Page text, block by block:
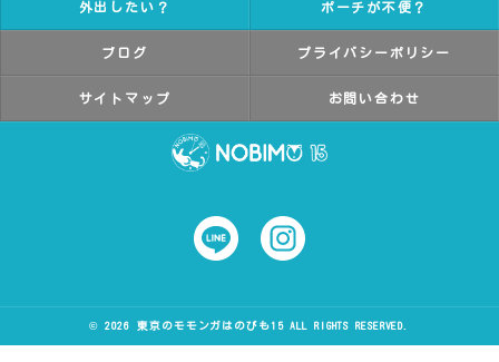
外出したい？ ポーチが不便？
ブログ プライバシーポリシー
サイトマップ お問い合わせ
© 2026 東京のモモンガはのびも15 ALL RIGHTS RESERVED.